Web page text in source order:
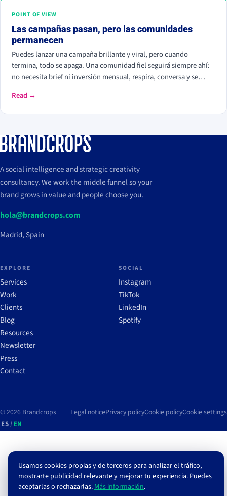
POINT OF VIEW
Las campañas pasan, pero las comunidades
permanecen
Puedes lanzar una campaña brillante y viral, pero cuando
termina, todo se apaga. Una comunidad fiel seguirá siempre ahí:
no necesita brief ni inversión mensual, respira, conversa y se
construye lo que más fideliza: pertenencia.
Read →
A social intelligence and strategic creativity
consultancy. We work the middle funnel so your
brand grows in value and people choose you.
hola@brandcrops.com
Madrid, Spain
EXPLORE
Services
Work
Clients
Blog
Resources
Newsletter
Press
Contact
SOCIAL
Instagram
TikTok
LinkedIn
Spotify
© 2026 Brandcrops Legal noticePrivacy policyCookie policyCookie settings
ES/ EN
Usamos cookies propias y de terceros para analizar el tráfico,
mostrarte publicidad relevante y mejorar tu experiencia. Puedes
aceptarlas o rechazarlas.Más información.